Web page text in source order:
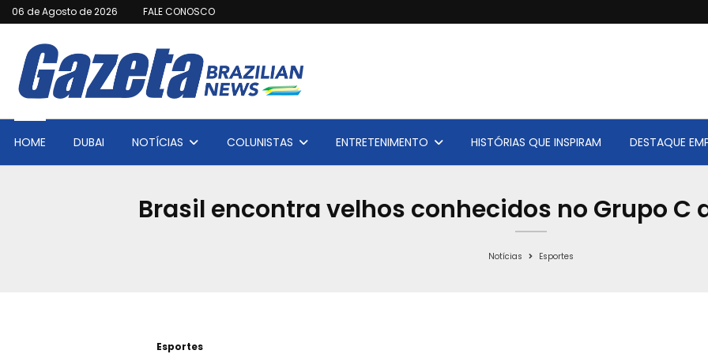
06 de Agosto de 2026 FALE CONOSCO
HOME DUBAI NOTÍCIAS COLUNISTAS ENTRETENIMENTO HISTÓRIAS QUE INSPIRAM DESTAQUE
Brasil encontra velhos conhecidos no Grupo C
Notícias Esportes
Esportes